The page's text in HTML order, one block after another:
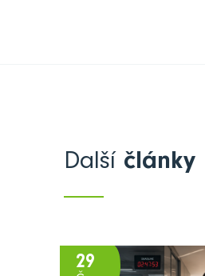
Další články
29